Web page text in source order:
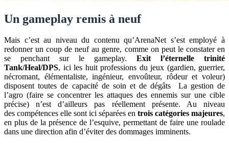
Un gameplay remis à neuf
Mais c’est au niveau du contenu qu’ArenaNet s’est employé à
redonner un coup de neuf au genre, comme on peut le constater en
se penchant sur le gameplay. Exit l’éternelle trinité
Tank/Heal/DPS, ici les huit professions du jeux (gardien, guerrier,
nécromant, élémentaliste, ingénieur, envoûteur, rôdeur et voleur)
disposent toutes de capacité de soin et de dégâts La gestion de
l’agro (faire se concentrer les attaques des ennemis sur une cible
précise) n’est d’ailleurs pas réellement présente. Au niveau
des compétences elle sont ici séparées en trois catégories majeures,
en plus de la présence de l’esquive, permettant de faire une roulade
dans une direction afin d’éviter des dommages imminents.